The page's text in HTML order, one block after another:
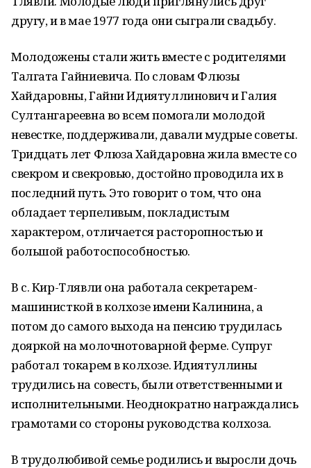
другу, и в мае 1977 года они сыграли свадьбу.
Молодожены стали жить вместе с родителями
Талгата Гайниевича. По словам Флюзы
Хайдаровны, Гайни Идиятуллинович и Галия
Султангареевна во всем помогали молодой
невестке, поддерживали, давали мудрые советы.
Тридцать лет Флюза Хайдаровна жила вместе со
свекром и свекровью, достойно проводила их в
последний путь. Это говорит о том, что она
обладает терпеливым, покладистым
характером, отличается расторопностью и
большой работоспособностью.
В с. Кир-Тлявли она работала секретарем-
машинисткой в колхозе имени Калинина, а
потом до самого выхода на пенсию трудилась
дояркой на молочнотоварной ферме. Супруг
работал токарем в колхозе. Идиятуллины
трудились на совесть, были ответственными и
исполнительными. Неоднократно награждались
грамотами со стороны руководства колхоза.
В трудолюбивой семье родились и выросли дочь